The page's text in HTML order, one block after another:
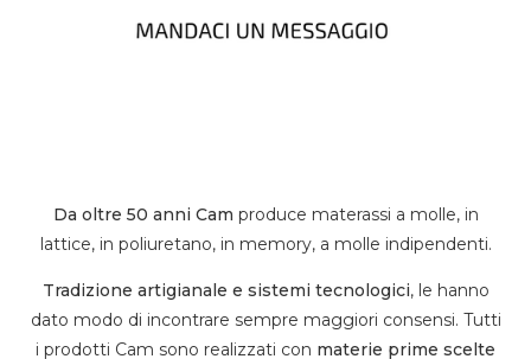
Da oltre 50 anni Cam produce materassi a molle, in
lattice, in poliuretano, in memory, a molle indipendenti.
Tradizione artigianale e sistemi tecnologici, le hanno
dato modo di incontrare sempre maggiori consensi. Tutti
i prodotti Cam sono realizzati con materie prime scelte